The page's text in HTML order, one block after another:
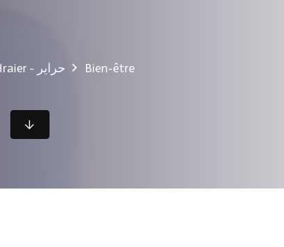
Hraier - حراير Bien-être